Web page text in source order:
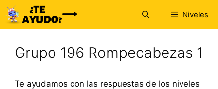
Saltar
al
contenido
Niveles
Grupo 196 Rompecabezas 1
Te ayudamos con las respuestas de los niveles